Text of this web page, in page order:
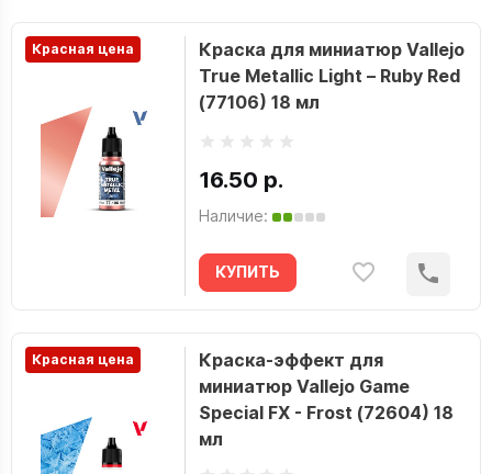
Красная цена
Краска для миниатюр Vallejo
True Metallic Light – Ruby Red
(77106) 18 мл
16.50 р.
Наличие:
КУПИТЬ
Красная цена
Краска-эффект для
миниатюр Vallejo Game
Special FX - Frost (72604) 18
мл